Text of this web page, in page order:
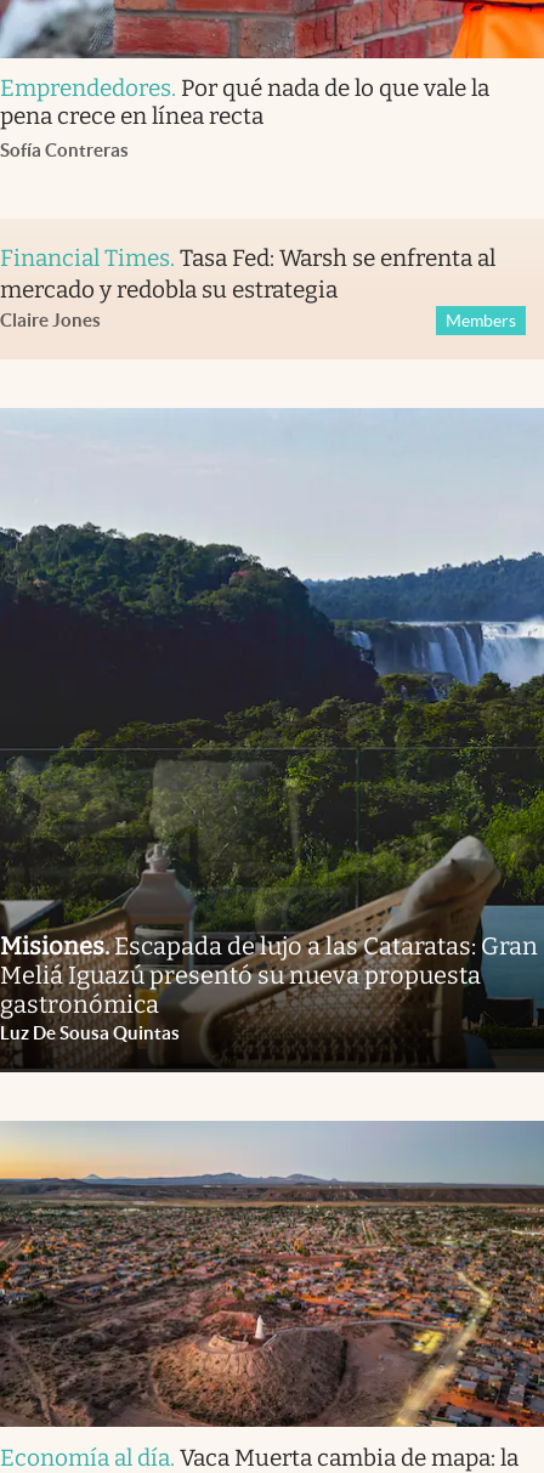
Emprendedores. Por qué nada de lo que vale la
pena crece en línea recta
Sofía Contreras
Financial Times. Tasa Fed: Warsh se enfrenta al
mercado y redobla su estrategia
Claire Jones Members
Misiones.Escapada de lujo a las Cataratas: Gran
Meliá Iguazú presentó su nueva propuesta
gastronómica
Luz De Sousa Quintas
Economía al día. Vaca Muerta cambia de mapa: la